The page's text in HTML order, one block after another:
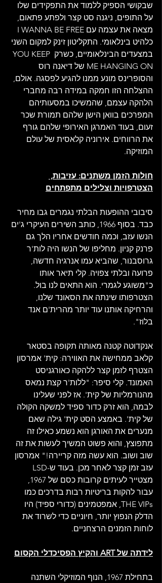
שבקושי הספיק ללמוד את התפקידים שלו
על התופים, ניגנה סט קצר ולפתע פתאום,
כלהיט בינלאומי. התקליטון זינק למקום השני
במצעדים הבינלאומיים, כשרק YOU KEEP
ME HANGING ON של דיאנה רוס
והסופרינס מונע ממנו להגיע לפסגה. אולם,
ההצלחה הזו חמקה במידה רבה מחברי
הלהקה עצמם, שהמשיכו במסעותיהם
המפרכים בוואן הישן שלהם תמורת שכר
זעום, בעוד האמרגן האירופי שלהם גורף
את הרווחים. אירוניה קלאסית של עולם
המוזיקה.
חולות הזמן משתנים: עזיבות,
הצטרפויות וצלילים מתפתחים
סיבובי ההופעות הבלתי נגמרים גבו מחיר
כבד. בסוף 1966, כותב השירים העיקרי ג'ים
הנשו עזב, וכמה חודשים אחריו הלך גם
פרנק קניון. מחליפו של הנשו היה לות'ר
גרוסבנור, שהביא עמו אנרגיה חדשה,
פרועה ובלתי צפויה. קלי תיאר אותו
כ"משוגע לגמרי. הוא התאים לנו בול.
הצטרפותו שינתה את הסאונד שלנו,
והרחיקה אותנו עוד יותר מהרית'ם אנד
בלוז".
אנקדוטה קטנה מאותה תקופה בסטאר
קלאב ממחישה את האווירה: קית' אמרסון
הצטרף לזמן קצר ללהקה כאורגניסט
האמונד. קלי סיפר: "ללות'ר קצת נמאס
מהנורמליות של קית'. אז לפני שעלינו
לבמה, הוא זרק כדור ספיד למשקה הקולה
של קית'. באמצע הסט קית' גילה שאם
מנערים את האורגן הוא נשמע כאילו זה
מתפוצץ, והוא פשוט המשיך לעשות את זה
שוב ושוב. הוא עשה מזה קריירה!" אמרסון
מצטייר לעיתים קרובות כסם של 1967,
עבור להקות בריטיות רבות בדרכים כמו
THE VIPs, אמפטמינים (כדורי ספיד) היו
הדלק הנפוץ יותר, חיוניים כדי לשרוד את
לוחות הזמנים הרצחניים.
לידתה של ART והקיץ הפסיכדלי הקסום
בתחילת 1967, הנוף המוזיקלי השתנה